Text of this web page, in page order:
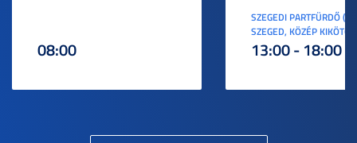
08:00
SZEGEDI PARTFÜRDŐ
SZEGED, KÖZÉP KIKÖTŐ
13:00 - 18:00